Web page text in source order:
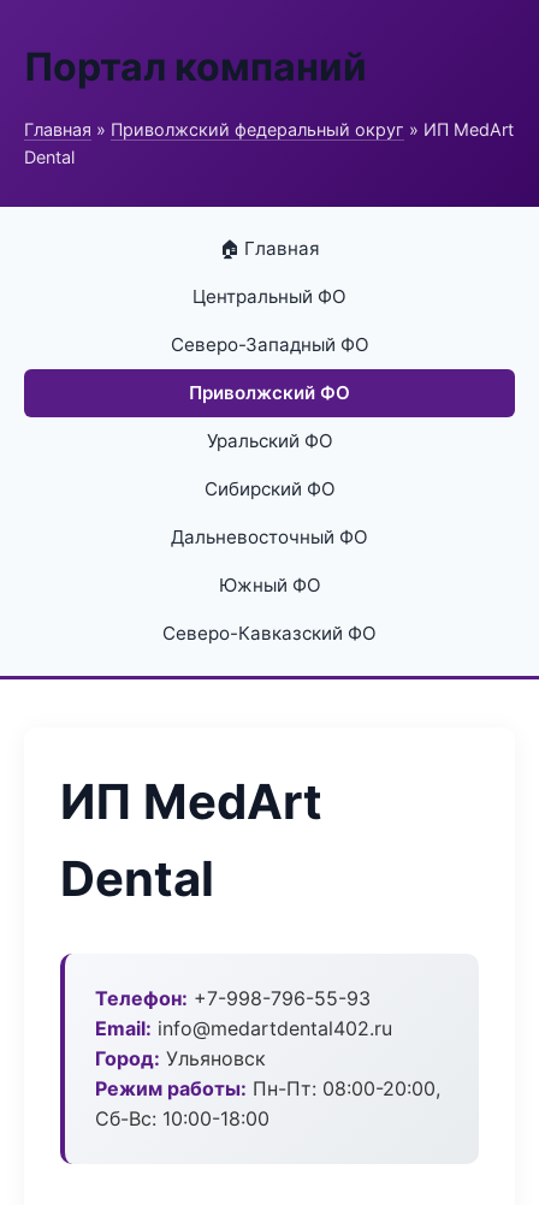
Портал компаний
Главная » Приволжский федеральный округ » ИП MedArt
Dental
🏠 Главная
Центральный ФО
Северо-Западный ФО
Приволжский ФО
Уральский ФО
Сибирский ФО
Дальневосточный ФО
Южный ФО
Северо-Кавказский ФО
ИП MedArt
Dental
Телефон: +7-998-796-55-93
Email: info@medartdental402.ru
Город: Ульяновск
Режим работы: Пн-Пт: 08:00-20:00,
Сб-Вс: 10:00-18:00